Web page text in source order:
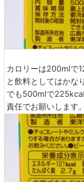
カロリーは200mlで
と飲料としてはかな
でも500mlで
責任でお願いします。